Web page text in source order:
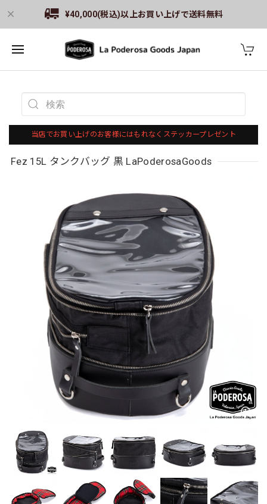
¥40,000(税込)以上お買い上げで送料無料
当店でお買い上げのお客様にはもれなくステッカープレゼント
Fez 15L タンクバッグ 黒 LaPoderosaGoods